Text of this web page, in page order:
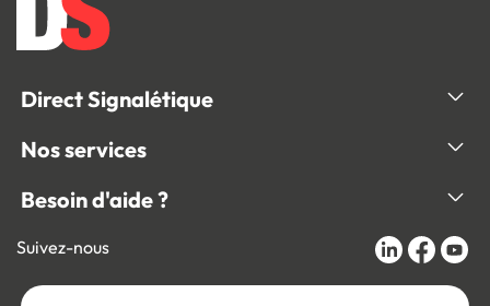
Direct Signalétique
Nos services
Besoin d'aide ?
Suivez-nous